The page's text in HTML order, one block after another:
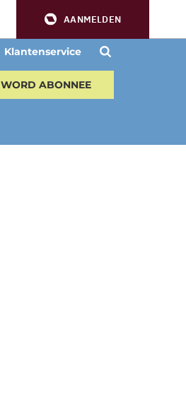
AANMELDEN
Klantenservice
WORD ABONNEE